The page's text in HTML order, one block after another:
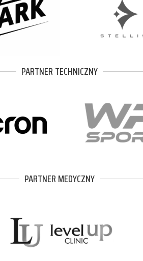
PARTNER TECHNICZNY
PARTNER MEDYCZNY